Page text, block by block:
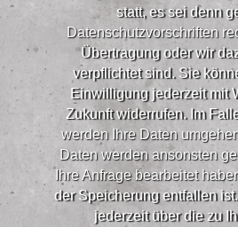
statt, es sei denn
Datenschutzvorschriften
Übertragung oder wir
verpflichtet sind. Sie
Einwilligung jederzeit mit
Zukunft widerrufen. Im
werden Ihre Daten
Daten werden ansonsten
Ihre Anfrage bearbeitet
der Speicherung entfallen
jederzeit über die zu